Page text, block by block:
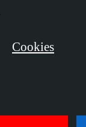
Cookies